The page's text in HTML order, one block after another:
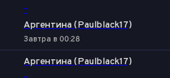
-
Аргентина (Paulblack17)
Завтра в 00:28
Аргентина (Paulblack17)